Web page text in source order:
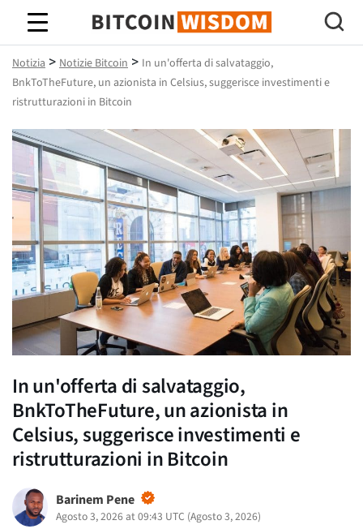
Saggezza Bitcoin
Notizia > Notizie Bitcoin > In un'offerta di salvataggio,
BnkToTheFuture, un azionista in Celsius, suggerisce investimenti e
ristrutturazioni in Bitcoin
In un'offerta di salvataggio,
BnkToTheFuture, un azionista in
Celsius, suggerisce investimenti e
ristrutturazioni in Bitcoin
Barinem Pene
Agosto 3, 2026 at 09:43 UTC (Agosto 3, 2026)